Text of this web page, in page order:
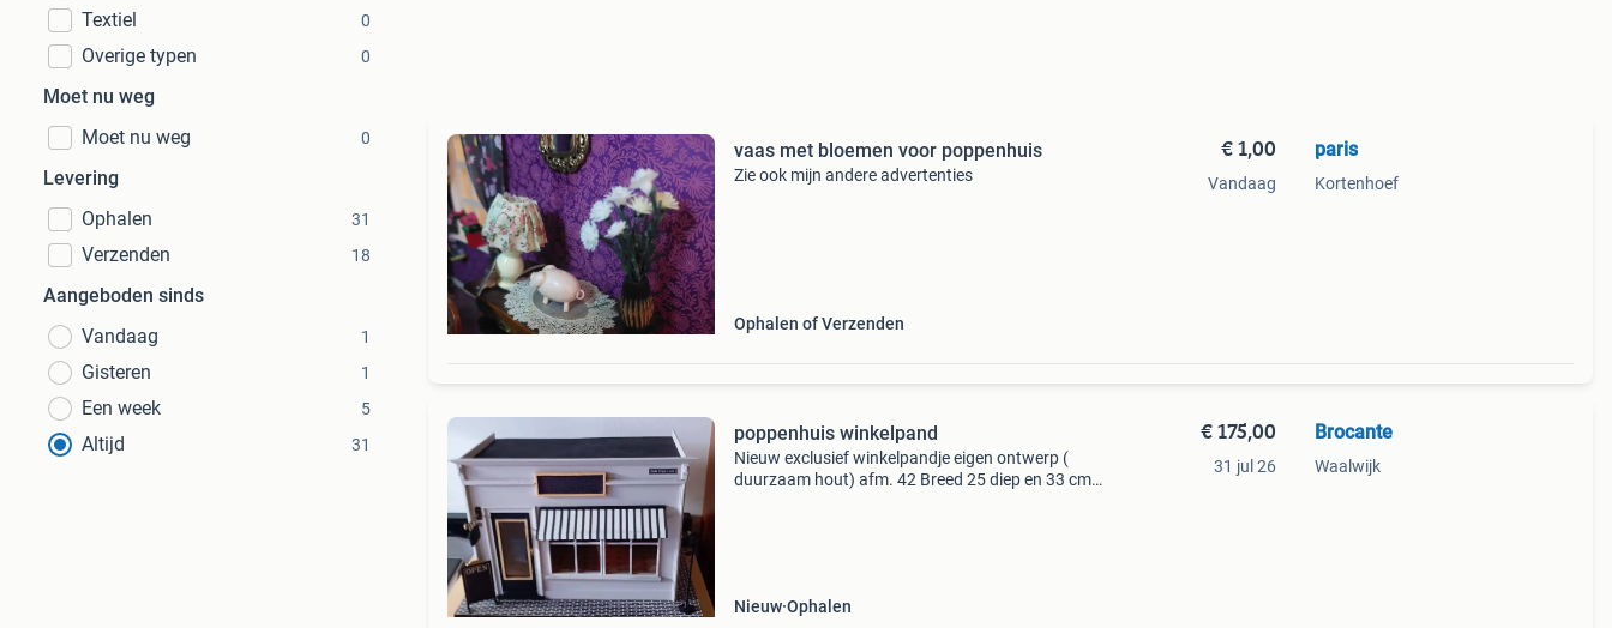
Textiel 0
Overige typen 0
Moet nu weg
Moet nu weg
0
Levering
Ophalen
31
Verzenden 18
Aangeboden sinds
Vandaag
1
Gisteren 1
Een week 5
Altijd 31
vaas met bloemen voor poppenhuis
Zie ook mijn andere advertenties
Ophalen of Verzenden
€ 1,00
Vandaag
paris
Kortenhoef
poppenhuis winkelpand
Nieuw exclusief winkelpandje eigen ontwerp (
duurzaam hout) afm. 42 Breed 25 diep en 33 cm
Nieuw Ophalen
€ 175,00
31 jul 26
Brocante
Waalwijk